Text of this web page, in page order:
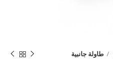
طاولة جانبية